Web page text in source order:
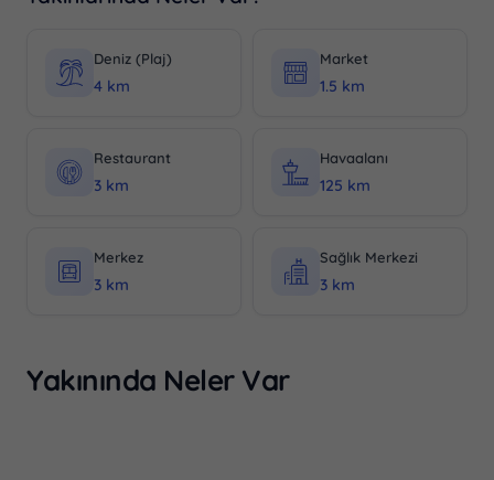
Deniz (Plaj)
4 km
Market
1.5 km
Restaurant
3 km
Havaalanı
125 km
Merkez
3 km
Sağlık Merkezi
3 km
Yakınında Neler Var